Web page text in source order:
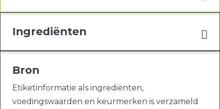
Ingrediënten
Bron
Etiketinformatie als ingrediënten,
voedingswaarden en keurmerken is verzameld